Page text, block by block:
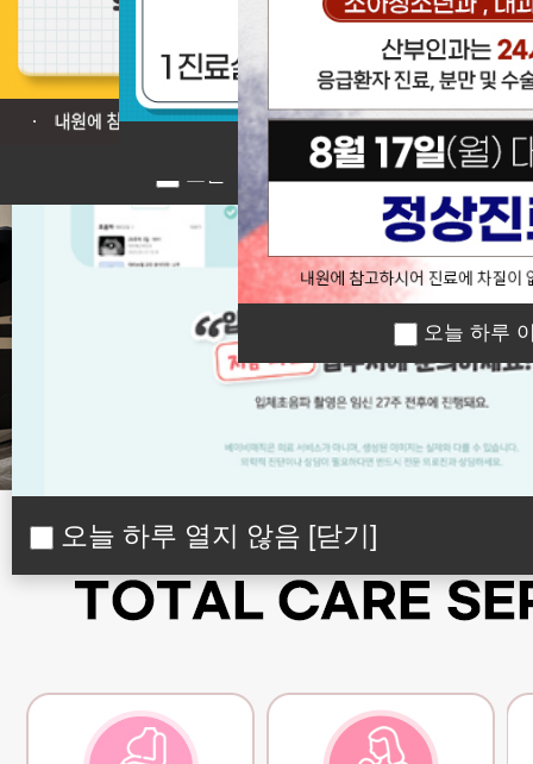
❮
오늘 하루 열지 않음 [닫기]
오늘 하루 이 창 열지 않음[닫기]
오늘 하루 이 창
오늘 하루 이 창 열지 않
오늘 하루